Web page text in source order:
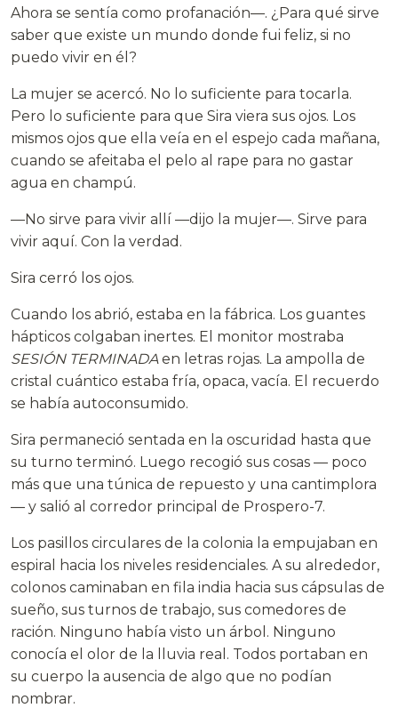
Ahora se sentía como profanación—. ¿Para qué sirve
saber que existe un mundo donde fui feliz, si no
puedo vivir en él?
La mujer se acercó. No lo suficiente para tocarla.
Pero lo suficiente para que Sira viera sus ojos. Los
mismos ojos que ella veía en el espejo cada mañana,
cuando se afeitaba el pelo al rape para no gastar
agua en champú.
—No sirve para vivir allí —dijo la mujer—. Sirve para
vivir aquí. Con la verdad.
Sira cerró los ojos.
Cuando los abrió, estaba en la fábrica. Los guantes
hápticos colgaban inertes. El monitor mostraba
SESIÓN TERMINADAen letras rojas. La ampolla de
cristal cuántico estaba fría, opaca, vacía. El recuerdo
se había autoconsumido.
Sira permaneció sentada en la oscuridad hasta que
su turno terminó. Luego recogió sus cosas — poco
más que una túnica de repuesto y una cantimplora
— y salió al corredor principal de Prospero-7.
Los pasillos circulares de la colonia la empujaban en
espiral hacia los niveles residenciales. A su alrededor,
colonos caminaban en fila india hacia sus cápsulas de
sueño, sus turnos de trabajo, sus comedores de
ración. Ninguno había visto un árbol. Ninguno
conocía el olor de la lluvia real. Todos portaban en
su cuerpo la ausencia de algo que no podían
nombrar.